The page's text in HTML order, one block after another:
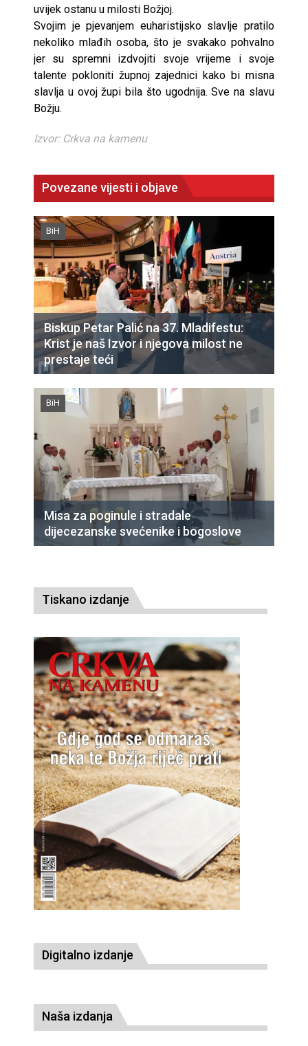
uvijek ostanu u milosti Božjoj.
Svojim je pjevanjem euharistijsko slavlje pratilo
nekoliko mlađih osoba, što je svakako pohvalno
jer su spremni izdvojiti svoje vrijeme i svoje
talente pokloniti župnoj zajednici kako bi misna
slavlja u ovoj župi bila što ugodnija. Sve na slavu
Božju.
Izvor: Crkva na kamenu
Povezane vijesti i objave
BiH
Biskup Petar Palić na 37. Mladifestu:
Krist je naš Izvor i njegova milost ne
prestaje teći
BiH
Misa za poginule i stradale
dijecezanske svećenike i bogoslove
Tiskano izdanje
Digitalno izdanje
Naša izdanja